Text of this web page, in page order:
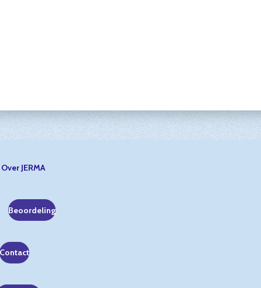
Over JERMA
Beoordeling
Contact